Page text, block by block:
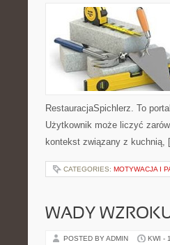
RestauracjaSpichlerz. To
Użytkownik może liczyć
kontekst związany z kuchnią,
CATEGORIES: MOTYWACJA I
WADY
POSTED BY ADMIN KWI -